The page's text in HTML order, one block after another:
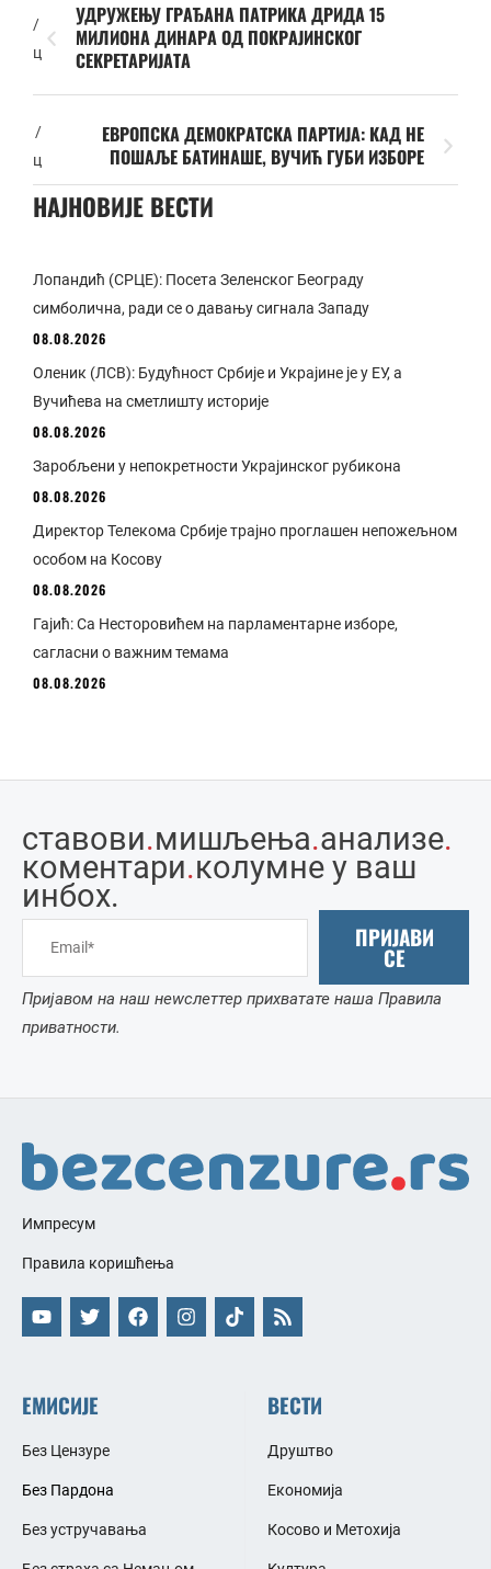
/
ц
УДРУЖЕЊУ ГРАЂАНА ПАТРИКА ДРИДА 15
МИЛИОНА ДИНАРА ОД ПОКРАЈИНСКОГ
СЕКРЕТАРИЈАТА
/
ц
ЕВРОПСКА ДЕМОКРАТСКА ПАРТИЈА: КАД НЕ
ПОШАЉЕ БАТИНАШЕ, ВУЧИЋ ГУБИ ИЗБОРЕ
НАЈНОВИЈЕ ВЕСТИ
Лопандић (СРЦЕ): Посета Зеленског Београду
симболична, ради се о давању сигнала Западу
08.08.2026
Оленик (ЛСВ): Будућност Србије и Украјине је у ЕУ, а
Вучићева на сметлишту историје
08.08.2026
Заробљени у непокретности Украјинског рубикона
08.08.2026
Директор Телекома Србије трајно проглашен непожељном
особом на Косову
08.08.2026
Гајић: Са Несторовићем на парламентарне изборе,
сагласни о важним темама
08.08.2026
ставови.мишљења.анализе.
коментари.колумне у ваш
инбоx.
ПРИЈАВИ
СЕ
Пријавом на наш неwслеттер прихватате наша Правила
приватности.
Импресум
Правила коришћења
ЕМИСИЈЕ
Без Цензуре
Без Пардона
Без устручавања
ВЕСТИ
Друштво
Економија
Косово и Метохија